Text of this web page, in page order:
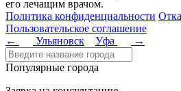
его лечащим врачом.
Политика конфиденциальности
Пользовательское соглашение
←
Ульяновск Уфа →
Популярные города